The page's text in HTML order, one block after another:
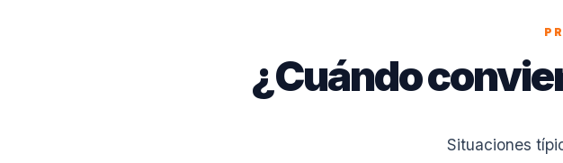
¿Cuándo
Situaciones